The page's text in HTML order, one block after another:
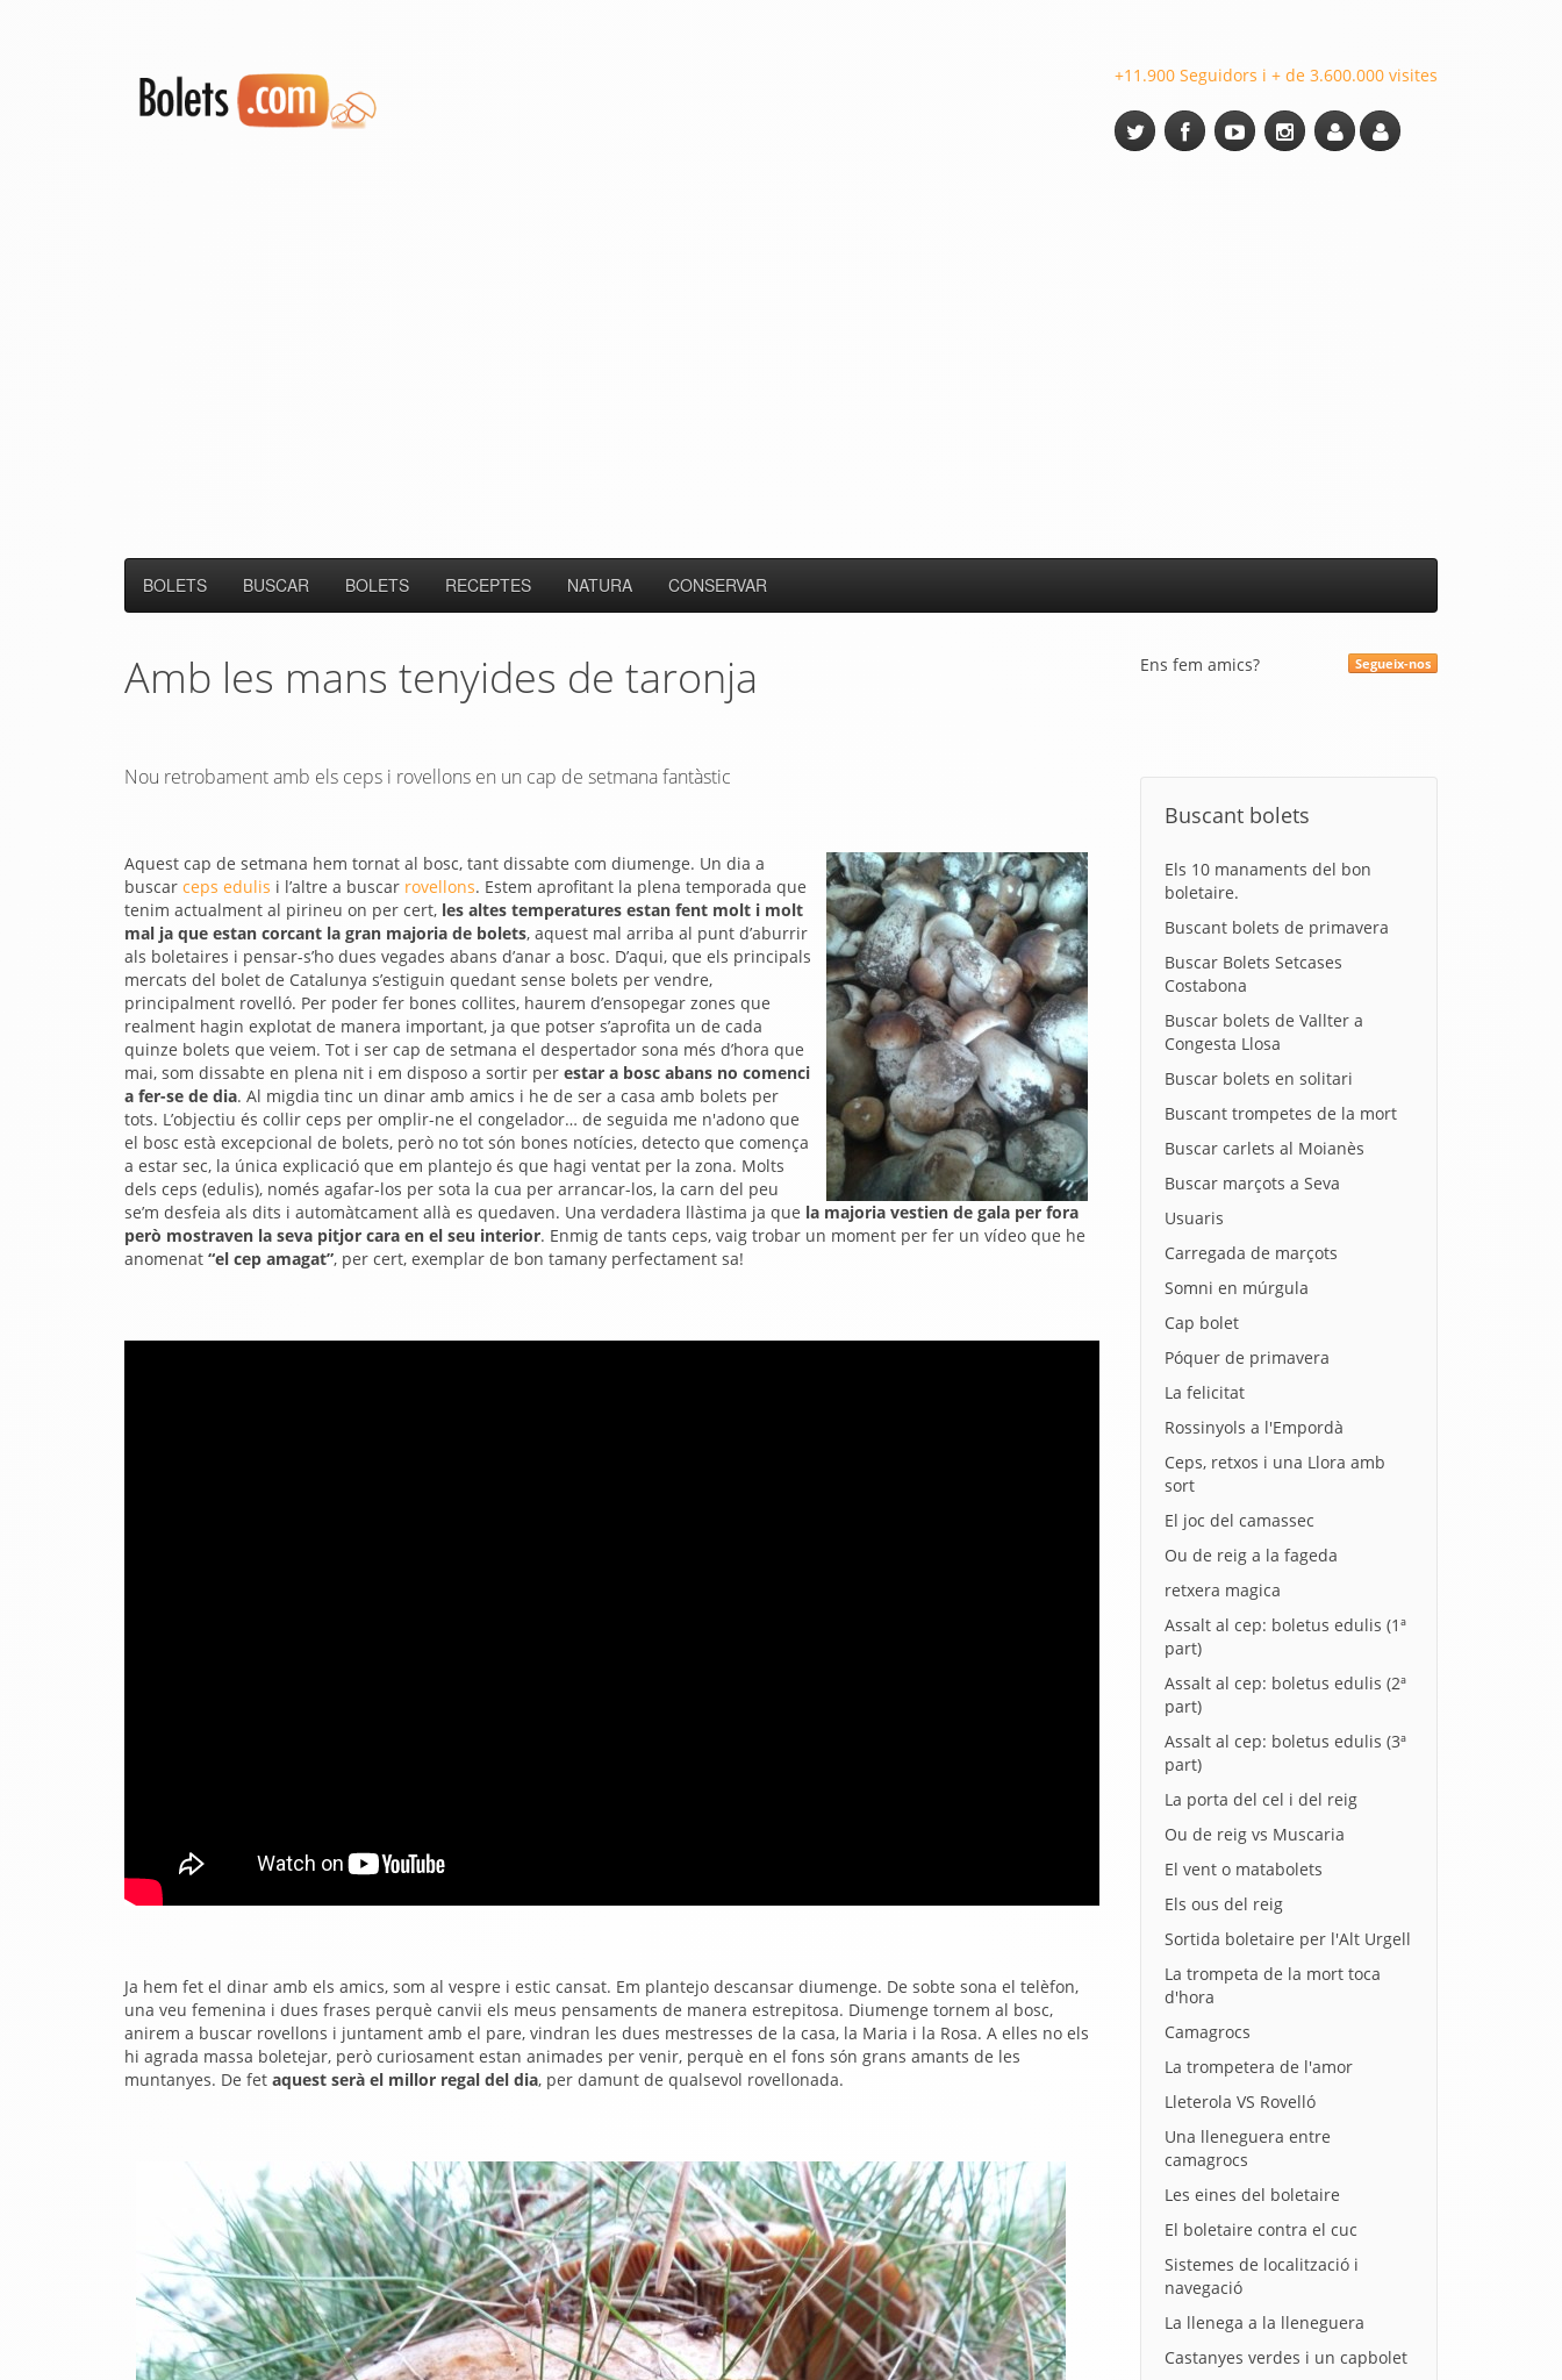
+11.900 Seguidors i + de 3.600.000 visites
BOLETS BUSCAR BOLETS RECEPTES NATURA CONSERVAR
Amb les mans tenyides de taronja
Nou retrobament amb els ceps i rovellons en un cap de setmana fantàstic
Aquest cap de setmana hem tornat al bosc, tant dissabte com diumenge. Un dia a
buscar ceps edulis i l’altre a buscar rovellons. Estem aprofitant la plena temporada que
tenim actualment al pirineu on per cert, les altes temperatures estan fent molt i molt
mal ja que estan corcant la gran majoria de bolets, aquest mal arriba al punt d’aburrir
als boletaires i pensar-s’ho dues vegades abans d’anar a bosc. D’aqui, que els principals
mercats del bolet de Catalunya s’estiguin quedant sense bolets per vendre,
principalment rovelló. Per poder fer bones collites, haurem d’ensopegar zones que
realment hagin explotat de manera important, ja que potser s’aprofita un de cada
quinze bolets que veiem. Tot i ser cap de setmana el despertador sona més d’hora que
mai, som dissabte en plena nit i em disposo a sortir per estar a bosc abans no comenci
a fer-se de dia. Al migdia tinc un dinar amb amics i he de ser a casa amb bolets per
tots. L’objectiu és collir ceps per omplir-ne el congelador… de seguida me n'adono que
el bosc està excepcional de bolets, però no tot són bones notícies, detecto que comença
a estar sec, la única explicació que em plantejo és que hagi ventat per la zona. Molts
dels ceps (edulis), només agafar-los per sota la cua per arrancar-los, la carn del peu
se’m desfeia als dits i automàtcament allà es quedaven. Una verdadera llàstima ja que la majoria vestien de gala per fora
però mostraven la seva pitjor cara en el seu interior. Enmig de tants ceps, vaig trobar un moment per fer un vídeo que he
anomenat “el cep amagat”, per cert, exemplar de bon tamany perfectament sa!
Ja hem fet el dinar amb els amics, som al vespre i estic cansat. Em plantejo descansar diumenge. De sobte sona el telèfon,
una veu femenina i dues frases perquè canvii els meus pensaments de manera estrepitosa. Diumenge tornem al bosc,
anirem a buscar rovellons i juntament amb el pare, vindran les dues mestresses de la casa, la Maria i la Rosa. A elles no els
hi agrada massa boletejar, però curiosament estan animades per venir, perquè en el fons són grans amants de les
muntanyes. De fet aquest serà el millor regal del dia, per damunt de qualsevol rovellonada.
Segueix-nos
Ens fem amics?
Buscant bolets
Els 10 manaments del bon
boletaire.
Buscant bolets de primavera
Buscar Bolets Setcases
Costabona
Buscar bolets de Vallter a
Congesta Llosa
Buscar bolets en solitari
Buscant trompetes de la mort
Buscar carlets al Moianès
Buscar marçots a Seva
Usuaris
Carregada de marçots
Somni en múrgula
Cap bolet
Póquer de primavera
La felicitat
Rossinyols a l'Empordà
Ceps, retxos i una Llora amb
sort
El joc del camassec
Ou de reig a la fageda
retxera magica
Assalt al cep: boletus edulis (1ª
part)
Assalt al cep: boletus edulis (2ª
part)
Assalt al cep: boletus edulis (3ª
part)
La porta del cel i del reig
Ou de reig vs Muscaria
El vent o matabolets
Els ous del reig
Sortida boletaire per l'Alt Urgell
La trompeta de la mort toca
d'hora
Camagrocs
La trompetera de l'amor
Lleterola VS Rovelló
Una lleneguera entre
camagrocs
Les eines del boletaire
El boletaire contra el cuc
Sistemes de localització i
navegació
La llenega a la lleneguera
Castanyes verdes i un capbolet